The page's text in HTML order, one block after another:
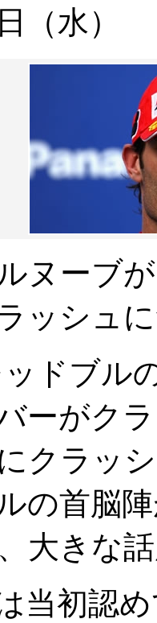
（水）
ヌーブ
ッシュ
ッドブル
ーがク
クラッ
の首脳
大きな
当初認